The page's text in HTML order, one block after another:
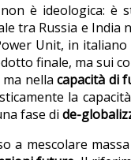
è ideologica: è
tra Russia e
Unit, in
finale, ma sui
nella capacità di
la
fase di de-
a mescolare